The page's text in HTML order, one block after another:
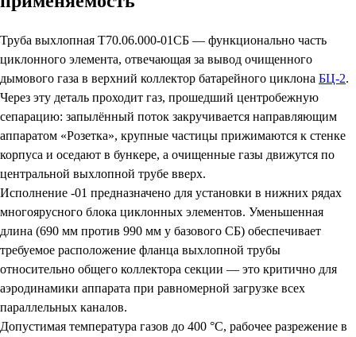
Труба выхлопная Т70.06.000-01СБ — функционально часть
циклонного элемента, отвечающая за вывод очищенного
дымового газа в верхний коллектор батарейного циклона БЦ-2.
Через эту деталь проходит газ, прошедший центробежную
сепарацию: запылённый поток закручивается направляющим
аппаратом «Розетка», крупные частицы прижимаются к стенке
корпуса и оседают в бункере, а очищенные газы движутся по
центральной выхлопной трубе вверх.
Исполнение -01 предназначено для установки в нижних рядах
многоярусного блока циклонных элементов. Уменьшенная
длина (690 мм против 990 мм у базового СБ) обеспечивает
требуемое расположение фланца выхлопной трубы
относительно общего коллектора секции — это критично для
аэродинамики аппарата при равномерной загрузке всех
параллельных каналов.
Допустимая температура газов до 400 °C, рабочее разрежение в